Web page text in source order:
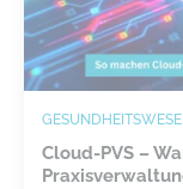
Cloud-PVS –